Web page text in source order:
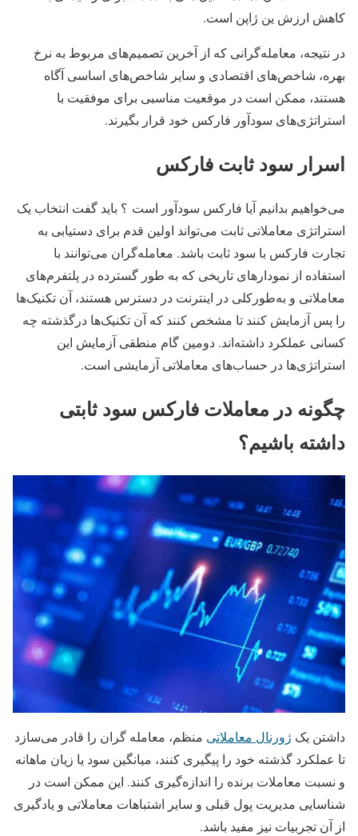
کاهش ارزش ین ژاپن است.
در نتیجه، معامله‌گرانی که از آخرین تصمیم‌های مربوط به نرخ
بهره، شاخص‌های اقتصادی و سایر شاخص‌های اساسی آگاه
هستند، ممکن است در موقعیت مناسبی برای موفقیت با
استراتژی‌های سودآور فارکس خود قرار بگیرند.
اسرار سود ثابت فارکس
می‌خواهیم بدانیم آیا فارکس سودآور است ؟ باید گفت انتخاب یک
استراتژی معاملاتی ثابت می‌تواند اولین قدم برای دستیابی به
تجارت فارکس با سود ثابت باشد. معامله‌گران می‌توانند با
استفاده از نمودارهای تاریخی که به طور گسترده در پلتفرم‌های
معاملاتی و به‌طورکلی در اینترنت در دسترس هستند، آن تکنیک‌ها
را پس آزمایش کنند تا مشخص کنند که آن تکنیک‌ها درگذشته چه
کسانی عملکرد داشته‌اند. دومین گام منطقی آزمایش این
استراتژی‌ها در حساب‌های معاملاتی آزمایشی است.
چگونه در معاملات فارکس سود ثابتی
داشته باشیم؟
داشتن یک ژورنال معاملاتی منظم، معامله گران را قادر می‌سازد
تا عملکرد گذشته خود را پیگیری کنند، میانگین سود یا زیان ماهانه
و نسبت معاملات برنده را اندازه‌گیری کنند. این ممکن است در
شناسایی مدیریت پول قبلی و سایر اشتباهات معاملاتی و یادگیری
از آن تجربیات نیز مفید باشد.